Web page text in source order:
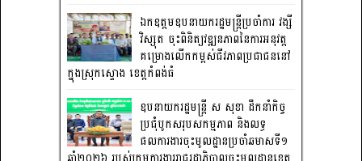
ឯកឧត្តមឧបនាយករដ្ឋមន្រ្តីប្រចាំការ វង្សី
វិស្សុត ចុះពិនិត្យវឌ្ឍនភាពនៃការអនុវត្ត
គម្រោងលើកកម្ពស់ជីវភាពប្រជាជននៅ
ក្នុងស្រុកស្ទោង ខេត្តកំពង់ធំ
ឧបនាយករដ្ឋមន្ត្រី ស សុខា ដឹកនាំកិច្ច
ប្រជុំបូកសរុបសកម្មភាព និងលទ្ធ
ផលការងារចុះមូលដ្ឋានប្រចាំឆមាសទី១